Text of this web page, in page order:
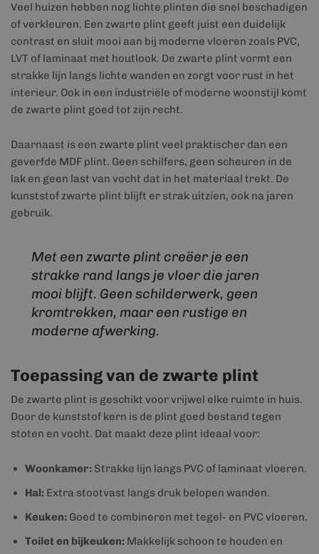
Veel huizen hebben nog lichte plinten die snel beschadigen
of verkleuren. Een zwarte plint geeft juist een duidelijk
contrast en sluit mooi aan bij moderne vloeren zoals PVC,
LVT of laminaat met houtlook. De zwarte plint vormt een
strakke lijn langs lichte wanden en zorgt voor rust in het
interieur. Ook in een industriële of moderne woonstijl komt
de zwarte plint goed tot zijn recht.
Daarnaast is een zwarte plint veel praktischer dan een
geverfde MDF plint. Geen schilfers, geen scheuren in de
lak en geen last van vocht dat in het materiaal trekt. De
kunststof zwarte plint blijft er strak uitzien, ook na jaren
gebruik.
Met een zwarte plint creëer je een
strakke rand langs je vloer die jaren
mooi blijft. Geen schilderwerk, geen
kromtrekken, maar een rustige en
moderne afwerking.
Toepassing van de zwarte plint
De zwarte plint is geschikt voor vrijwel elke ruimte in huis.
Door de kunststof kern is de plint goed bestand tegen
stoten en vocht. Dat maakt deze plint ideaal voor:
Woonkamer: Strakke lijn langs PVC of laminaat vloeren.
Hal: Extra stootvast langs druk belopen wanden.
Keuken: Goed te combineren met tegel- en PVC vloeren.
Toilet en bijkeuken: Makkelijk schoon te houden en